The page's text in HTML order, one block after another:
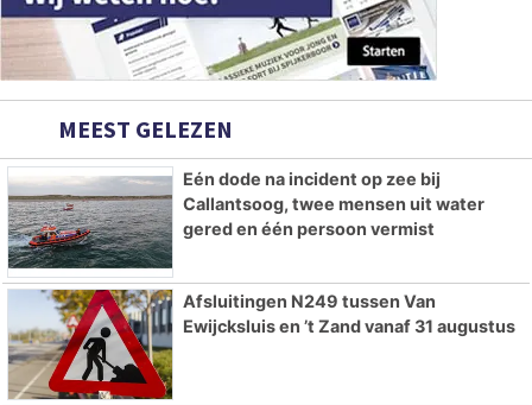
MEEST GELEZEN
Eén dode na incident op zee bij
Callantsoog, twee mensen uit water
gered en één persoon vermist
Afsluitingen N249 tussen Van
Ewijcksluis en ’t Zand vanaf 31 augustus